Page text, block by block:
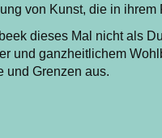
von Kunst, die in ihrem
dieses Mal nicht als
und ganzheitlichem
und Grenzen aus.